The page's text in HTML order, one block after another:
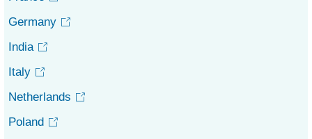
Germany
India
Italy
Netherlands
Poland